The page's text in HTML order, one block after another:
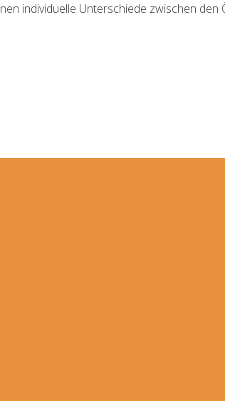
individuelle Unterschiede zwischen